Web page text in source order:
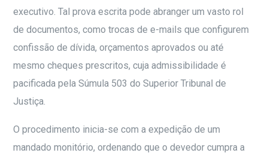
executivo. Tal prova escrita pode abranger um vasto rol
de documentos, como trocas de e-mails que configurem
confissão de dívida, orçamentos aprovados ou até
mesmo cheques prescritos, cuja admissibilidade é
pacificada pela Súmula 503 do Superior Tribunal de
Justiça.
O procedimento inicia-se com a expedição de um
mandado monitório, ordenando que o devedor cumpra a